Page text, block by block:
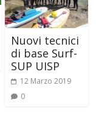
Nuovi tecnici
di base Surf-
SUP UISP
12 Marzo 2019
0